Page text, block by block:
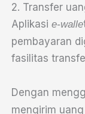
2. Transfer
Aplikasie-walle
pembayaran
fasilitas
Dengan
mengirim